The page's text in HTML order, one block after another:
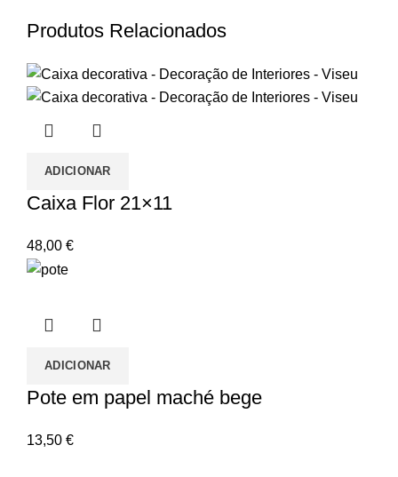
Produtos Relacionados
ADICIONAR
Caixa Flor 21×11
48,00 €
ADICIONAR
Pote em papel maché bege
13,50 €